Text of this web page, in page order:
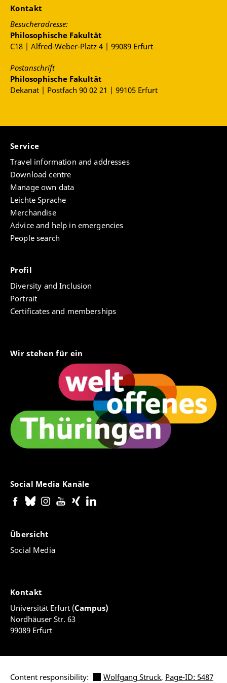
meteorologisches, vielmehr als psycho-
physiologisches Problem betrachtet wird, lässt sich
die irritierende Erfahrung der sich auflösenden
Landschaft auf einen Textraum übertragen, der sich
Wahrnehmung ins Wanken bringt.
Kontakt
Besucheradresse:
Philosophische Fakultät
C18 | Alfred-Weber-Platz 4 | 99089 Erfurt
Postanschrift
Philosophische Fakultät
Dekanat | Postfach 90 02 21 | 99105 Erfurt
Service
Travel information and addresses
Download centre
Manage own data
Leichte Sprache
Merchandise
Advice and help in emergencies
People search
Profil
Diversity and Inclusion
Portrait
Certificates and memberships
Wir stehen für ein
Social Media Kanäle
Übersicht
Social Media
Kontakt
Universität Erfurt (Campus)
Nordhäuser Str. 63
99089 Erfurt
Content responsibility: Wolfgang Struck, Page-ID: 5487